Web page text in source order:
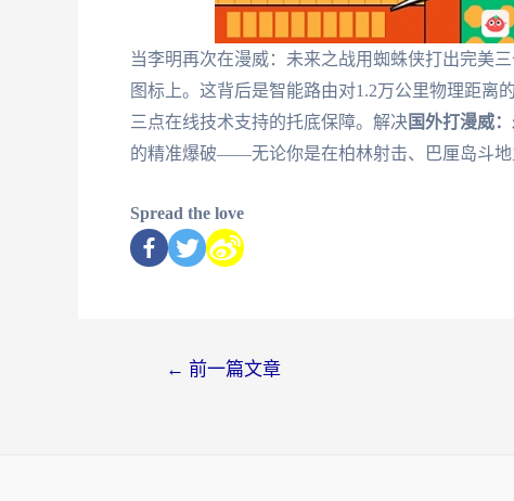
当李明再次在漫威：未来之战用蜘蛛侠打出完美
图标上。这背后是智能路由对1.2万公里物理距离
三点在线技术支持的托底保障。解决国外打漫威
的精准爆破——无论你是在柏林射击、巴厘岛斗地
Spread the love
← 前一篇文章